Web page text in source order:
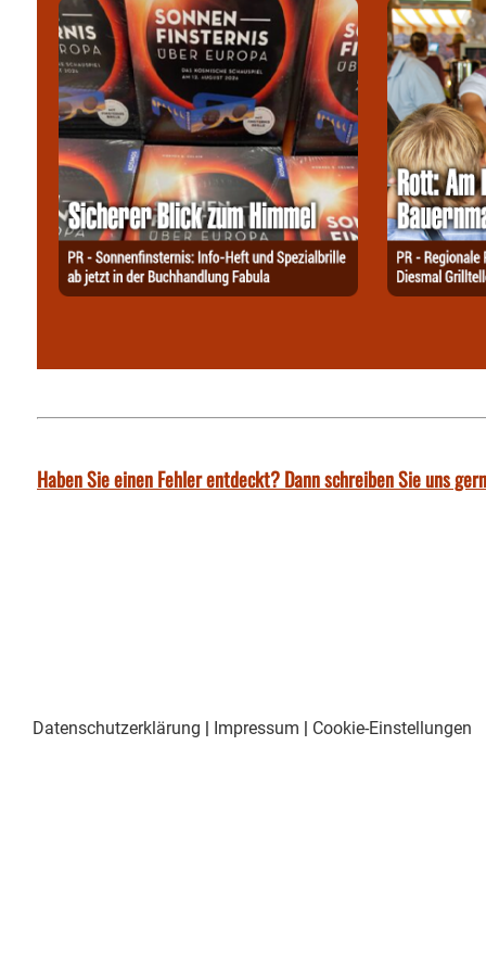
Haben Sie einen Fehler entdeckt? Dann schreiben Sie uns
Datenschutzerklärung | Impressum | Cookie-Einstellungen